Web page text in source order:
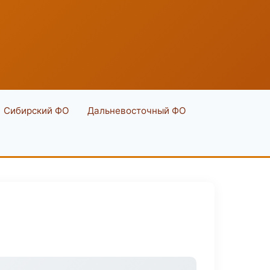
Сибирский ФО Дальневосточный ФО